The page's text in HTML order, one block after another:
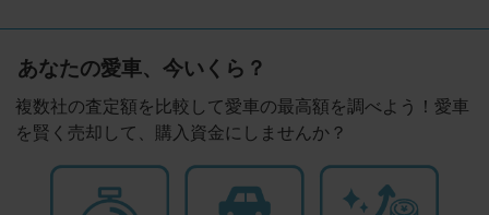
あなたの愛車、今いくら？
複数社の査定額を比較して愛車の最高額を調べよう！愛車
を賢く売却して、購入資金にしませんか？